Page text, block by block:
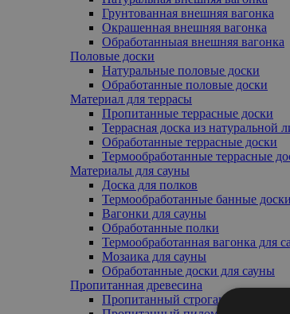
Грунтованная внешняя вагонка
Oкрашенная внешняя вагонка
Обработанныая внешняя вагонка
Половые доски
Натуральные половые доски
Обработанные половые доски
Материал для террасы
Пропитанные террасные доски
Террасная доска из натуральной
Обработанные террасные доски
Термообработанные террасные
Mатериалы для сауны
Доска для полков
Термообработанные банные доски
Вагонки для сауны
Обработанные полки
Термообработанная вагонка для
Мозаика для сауны
Обработанные доски для сауны
Пропитанная древесина
Пропитанный строганный брус